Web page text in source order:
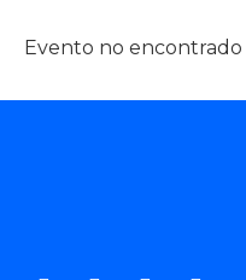
Evento no encontrado